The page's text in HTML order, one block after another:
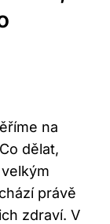
na⁤
dělat,
právě
zdraví. V